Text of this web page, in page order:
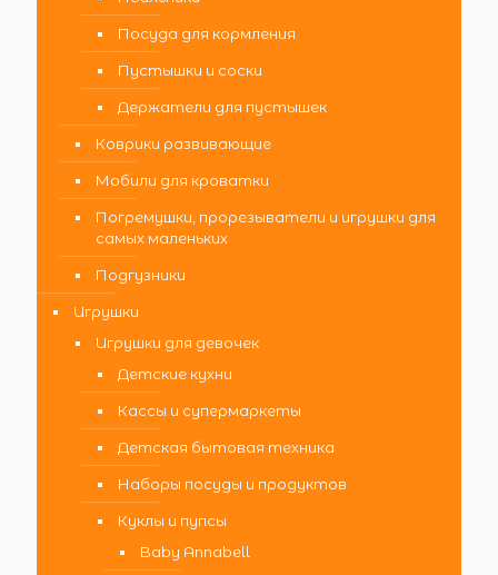
Посуда для кормления
Пустышки и соски
Держатели для пустышек
Коврики развивающие
Мобили для кроватки
Погремушки, прорезыватели и игрушки для
самых маленьких
Подгузники
Игрушки
Игрушки для девочек
Детские кухни
Кассы и супермаркеты
Детская бытовая техника
Наборы посуды и продуктов
Куклы и пупсы
Baby Annabell